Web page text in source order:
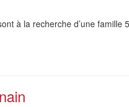
à la recherche d’une famille